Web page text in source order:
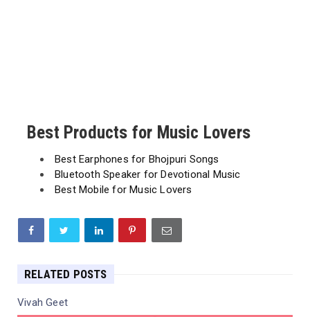
Best Products for Music Lovers
Best Earphones for Bhojpuri Songs
Bluetooth Speaker for Devotional Music
Best Mobile for Music Lovers
RELATED POSTS
Vivah Geet